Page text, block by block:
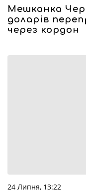
Мешканка
доларів
через кордон
24 Липня, 13:22